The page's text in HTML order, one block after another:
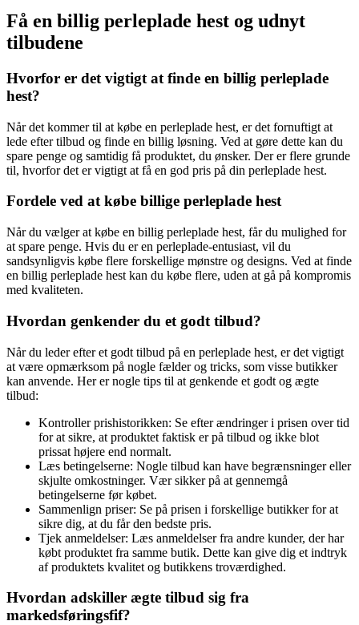
Få en billig perleplade hest og udnyt
tilbudene
Hvorfor er det vigtigt at finde en billig perleplade
hest?
Når det kommer til at købe en perleplade hest, er det fornuftigt at
lede efter tilbud og finde en billig løsning. Ved at gøre dette kan du
spare penge og samtidig få produktet, du ønsker. Der er flere grunde
til, hvorfor det er vigtigt at få en god pris på din perleplade hest.
Fordele ved at købe billige perleplade hest
Når du vælger at købe en billig perleplade hest, får du mulighed for
at spare penge. Hvis du er en perleplade-entusiast, vil du
sandsynligvis købe flere forskellige mønstre og designs. Ved at finde
en billig perleplade hest kan du købe flere, uden at gå på kompromis
med kvaliteten.
Hvordan genkender du et godt tilbud?
Når du leder efter et godt tilbud på en perleplade hest, er det vigtigt
at være opmærksom på nogle fælder og tricks, som visse butikker
kan anvende. Her er nogle tips til at genkende et godt og ægte
tilbud:
Kontroller prishistorikken: Se efter ændringer i prisen over tid
for at sikre, at produktet faktisk er på tilbud og ikke blot
prissat højere end normalt.
Læs betingelserne: Nogle tilbud kan have begrænsninger eller
skjulte omkostninger. Vær sikker på at gennemgå
betingelserne før købet.
Sammenlign priser: Se på prisen i forskellige butikker for at
sikre dig, at du får den bedste pris.
Tjek anmeldelser: Læs anmeldelser fra andre kunder, der har
købt produktet fra samme butik. Dette kan give dig et indtryk
af produktets kvalitet og butikkens troværdighed.
Hvordan adskiller ægte tilbud sig fra
markedsføringsfif?